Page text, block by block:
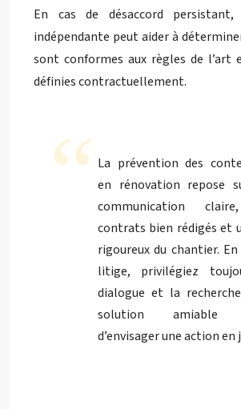
En cas de désaccord persistant,
indépendante peut aider à
sont conformes aux règles de l’art
définies contractuellement.
La prévention des
en rénovation repose
communication
contrats bien rédigés et
rigoureux du chantier. En
litige, privilégiez
dialogue et la recherche
solution amiable
d’envisager une action en